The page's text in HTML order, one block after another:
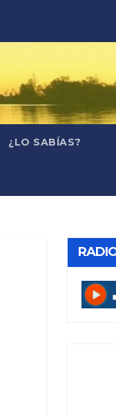
¿LO SABÍAS?